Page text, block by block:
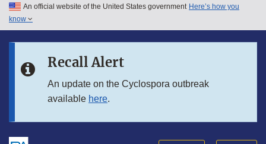
Skip to main content
Skip to in this section menu
An official website of the United States government Here’s how you
know
Recall Alert
An update on the Cyclospora outbreak
available here.